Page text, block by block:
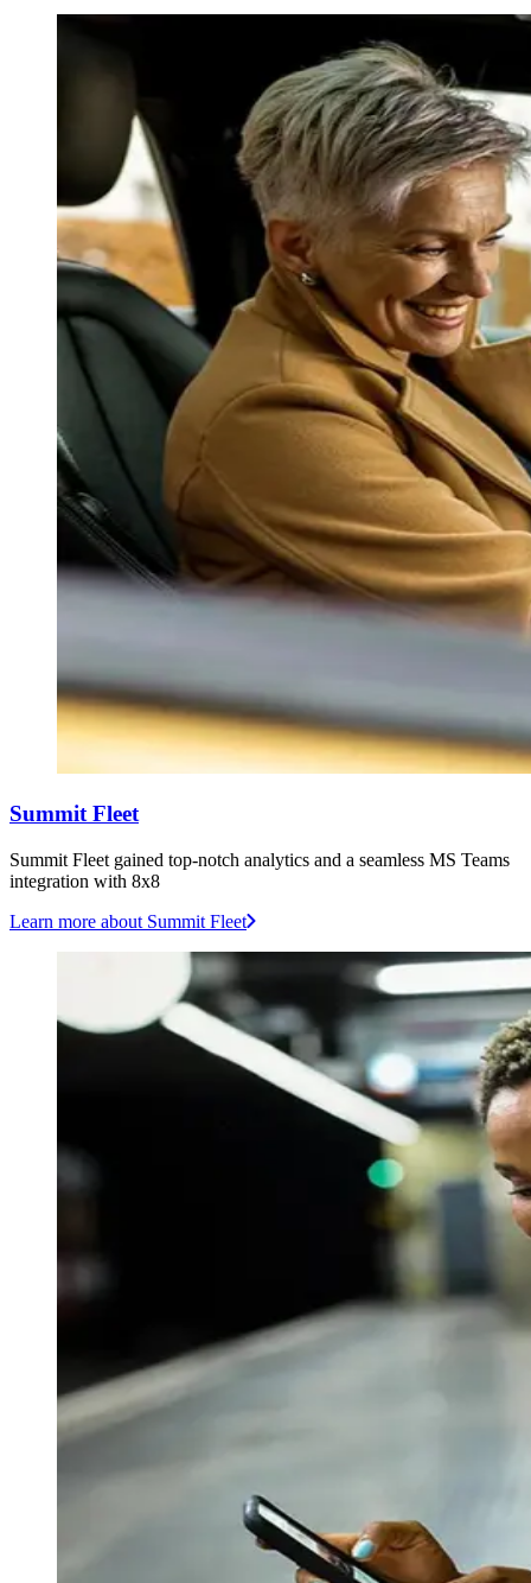
Summit Fleet
Summit Fleet gained top-notch analytics and a seamless MS Teams
integration with 8x8
Learn more about Summit Fleet